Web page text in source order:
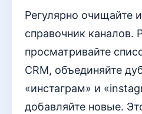
Регулярно очищайте
справочник каналов.
просматривайте
CRM, объединяйте
«инстаграм» и
добавляйте новые.